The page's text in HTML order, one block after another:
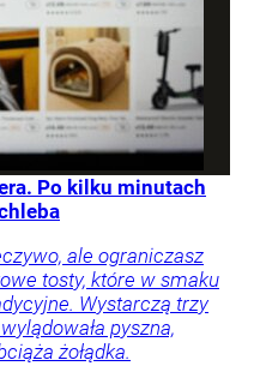
Po kilku minutach
ale ograniczasz
tosty, które w smaku
Wystarczą trzy
pyszna,
żołądka.